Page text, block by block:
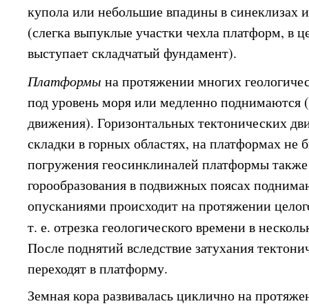
купола или небольшие впадины в синеклизах
(слегка выпуклые участки чехла платформ, в
выступает складчатый фундамент).
Платформына протяжении многих
под уровень моря или медленно поднимаются
движения). Горизонтальных тектонических
складки в горных областях, на платформах не
погружения геосинклиналей платформы
горообразования в подвижных поясах
опусканиями происходит на протяжении
т. е. отрезка геологического времени в
После поднятий вследствие затухания
переходят в платформу.
Земная кора развивалась циклично на